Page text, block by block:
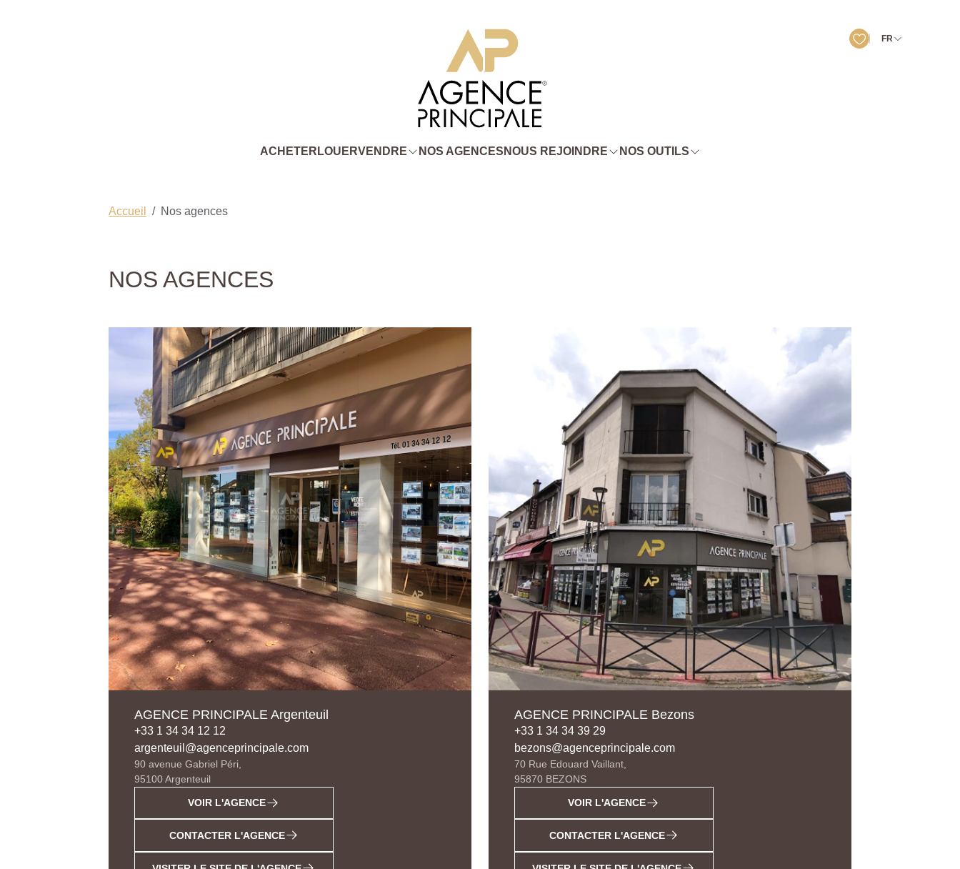
FR
ACHETER LOUERVENDRE NOS AGENCES NOUS REJOINDRE NOS OUTILS
Accueil Nos agences
NOS AGENCES
AGENCE PRINCIPALE Argenteuil
+33 1 34 34 12 12
argenteuil@agenceprincipale.com
90 avenue Gabriel Péri,
95100 Argenteuil
VOIR L'AGENCE
CONTACTER L'AGENCE
AGENCE PRINCIPALE Bezons
+33 1 34 34 39 29
bezons@agenceprincipale.com
70 Rue Edouard Vaillant,
95870 BEZONS
VOIR L'AGENCE
CONTACTER L'AGENCE